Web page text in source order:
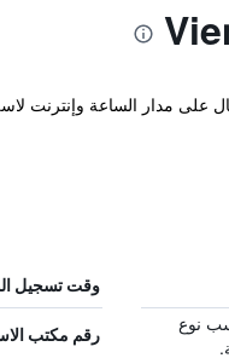
على مدار الساعة
وقت تسجيل
نوع
رقم مكتب